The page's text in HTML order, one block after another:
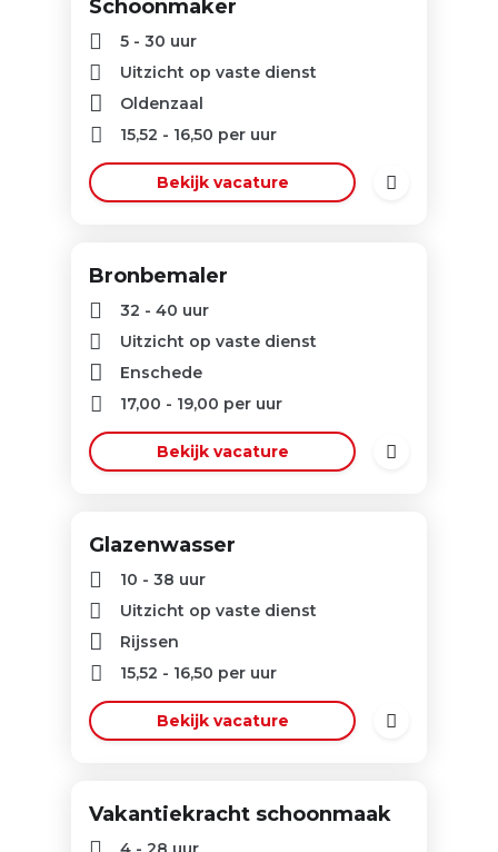
Schoonmaker
5 - 30 uur
Uitzicht op vaste dienst
Oldenzaal
15,52 - 16,50 per uur
Bekijk vacature
Bronbemaler
32 - 40 uur
Uitzicht op vaste dienst
Enschede
17,00 - 19,00 per uur
Bekijk vacature
Glazenwasser
10 - 38 uur
Uitzicht op vaste dienst
Rijssen
15,52 - 16,50 per uur
Bekijk vacature
Vakantiekracht schoonmaak